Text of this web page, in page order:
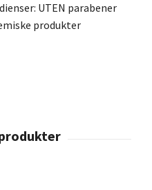
UTEN parabener
produkter